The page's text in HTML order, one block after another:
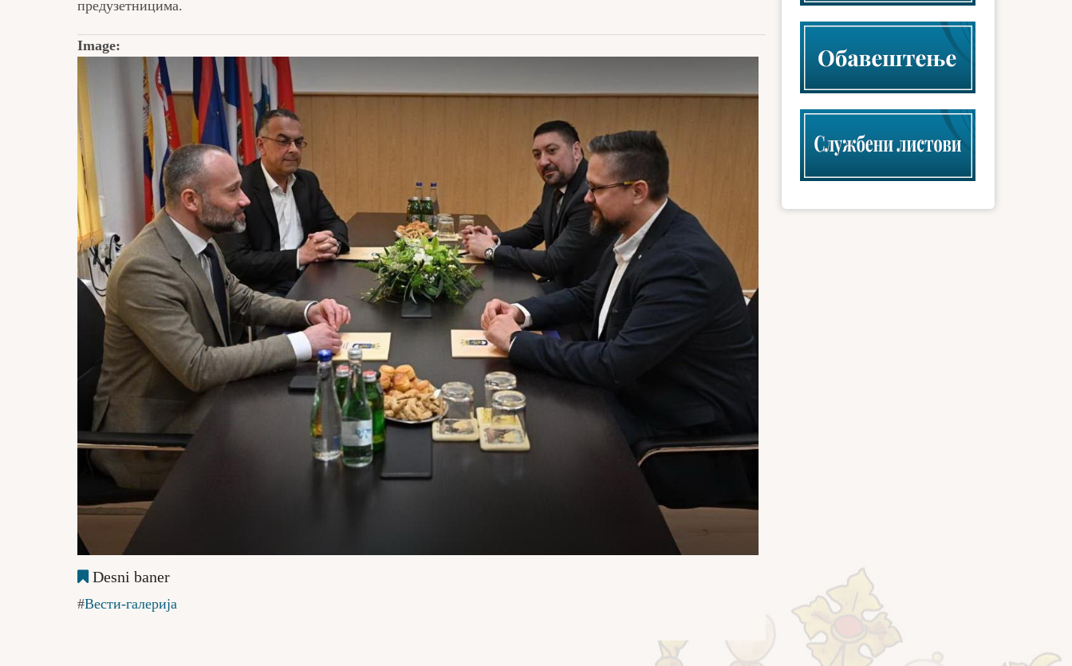
предузетницима.
Image
Desni baner
Вести-галерија